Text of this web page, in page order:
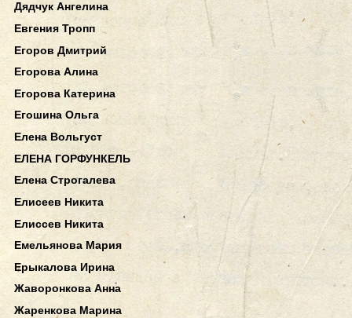
Дядчук Ангелина
Евгения Тропп
Егоров Дмитрий
Егорова Алина
Егорова Катерина
Егошина Ольга
Елена Вольгуст
ЕЛЕНА ГОРФУНКЕЛЬ
Елена Строгалева
Елисеев Никита
Елиссев Никита
Емельянова Мария
Ерыкалова Ирина
Жаворонкова Анна
Жаренкова Марина